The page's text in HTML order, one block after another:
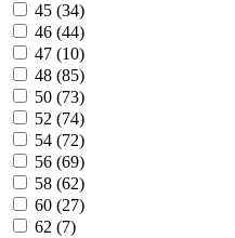
45 (34)
46 (44)
47 (10)
48 (85)
50 (73)
52 (74)
54 (72)
56 (69)
58 (62)
60 (27)
62 (7)